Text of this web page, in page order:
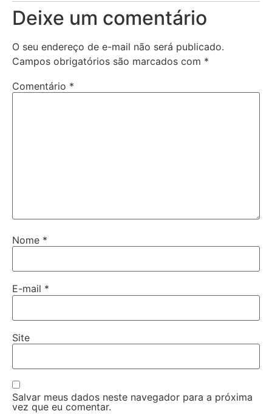
Deixe um comentário
O seu endereço de e-mail não será publicado.
Campos obrigatórios são marcados com *
Comentário *
Nome *
E-mail *
Site
Salvar meus dados neste navegador para a próxima
vez que eu comentar.